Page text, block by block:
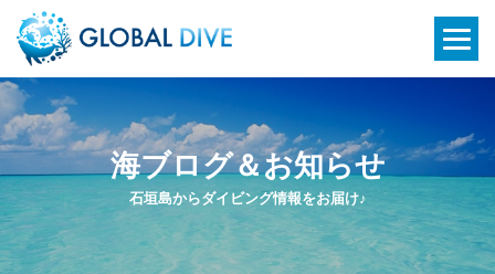
石垣島からダイビング情報をお届け♪
海ブログ＆お知らせ